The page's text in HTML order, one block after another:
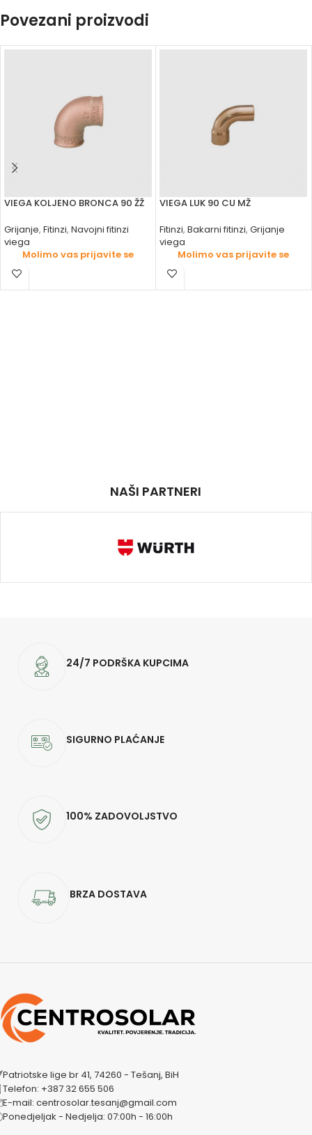
Povezani proizvodi
VIEGA KOLJENO BRONCA 90 ŽŽ
Grijanje, Fitinzi, Navojni fitinzi
viega
Molimo vas prijavite se
VIEGA LUK 90 CU MŽ
Fitinzi, Bakarni fitinzi, Grijanje
viega
Molimo vas prijavite se
NAŠI PARTNERI
24/7 PODRŠKA KUPCIMA
SIGURNO PLAĆANJE
100% ZADOVOLJSTVO
BRZA DOSTAVA
Patriotske lige br 41, 74260 - Tešanj, BiH
Telefon: +387 32 655 506
E-mail: centrosolar.tesanj@gmail.com
Ponedjeljak - Nedjelja: 07:00h - 16:00h